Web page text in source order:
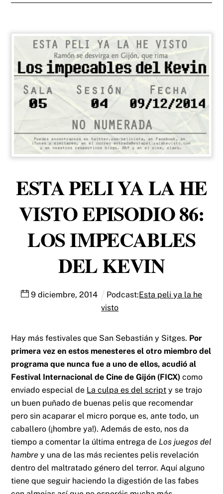
ESTA PELI YA LA HE
VISTO EPISODIO 86:
LOS IMPECABLES
DEL KEVIN
9 diciembre, 2014 Podcast:Esta peli ya la he
visto
Hay más festivales que San Sebastián y Sitges. Por
primera vez en estos menesteres el otro miembro del
programa que nunca fue a uno de ellos, acudió al
Festival Internacional de Cine de Gijón (FICX) como
enviado especial de La culpa es del script y se trajo
un buen puñado de buenas pelis que recomendar
pero sin acaparar el micro porque es, ante todo, un
caballero (¡hombre ya!). Además de esto, nos da
tiempo a comentar la última entrega de Los juegos del
hambre y una de las más recientes pelis revelación
dentro del maltratado género del terror. Aquí alguno
tiene que seguir haciendo la digestión de las fabes